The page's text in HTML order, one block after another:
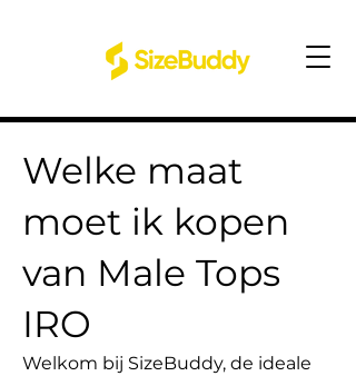
Welke maat
moet ik kopen
van Male Tops
IRO
Welkom bij SizeBuddy, de ideale